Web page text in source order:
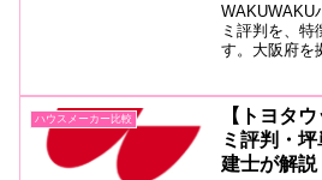
WAKUWAKU
ミ評判を、特
す。大阪府を
インエナジ
を手がける
YouTube動画
ハウスメーカー比較
【トヨタ
ミ評判・
建士が解説